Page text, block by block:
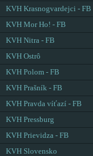
KVH Krasnogvardejci - FB
KVH Mor Ho! - FB
KVH Nitra - FB
KVH Ostrô
KVH Polom - FB
KVH Prašník - FB
KVH Pravda víťazí - FB
KVH Pressburg
KVH Prievidza - FB
KVH Slovensko